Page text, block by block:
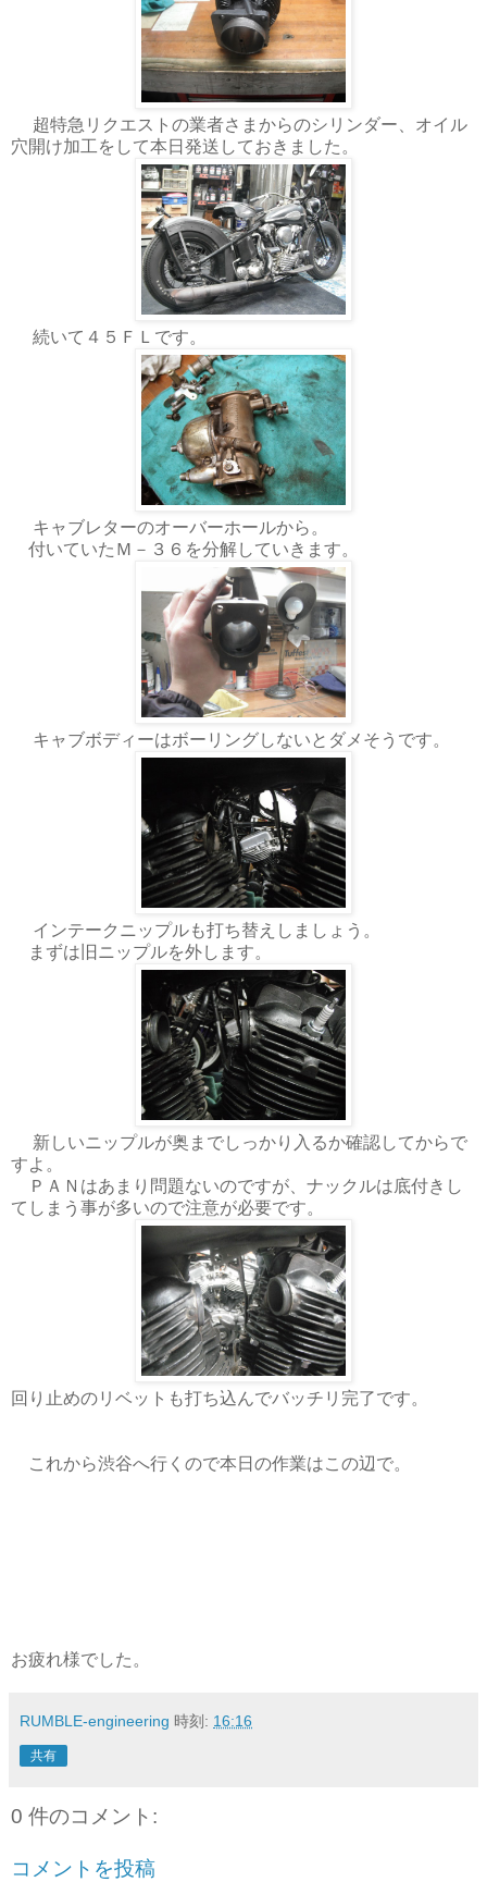
超特急リクエストの業者さまからのシリンダー、オイル
穴開け加工をして本日発送しておきました。
続いて４５ＦＬです。
キャブレターのオーバーホールから。
付いていたＭ－３６を分解していきます。
キャブボディーはボーリングしないとダメそうです。
インテークニップルも打ち替えしましょう。
まずは旧ニップルを外します。
新しいニップルが奥までしっかり入るか確認してからで
すよ。
ＰＡＮはあまり問題ないのですが、ナックルは底付きし
てしまう事が多いので注意が必要です。
回り止めのリベットも打ち込んでバッチリ完了です。
これから渋谷へ行くので本日の作業はこの辺で。
お疲れ様でした。
RUMBLE-engineering 時刻: 16:16
共有
0 件のコメント:
コメントを投稿